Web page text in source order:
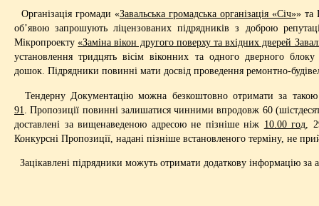
Організація громади «Завальська громадська організація «Січ»» та
об’явою запрошують ліцензованих підрядників з доброю
Мікропроекту«Заміна вікон другого поверху та вхідних дверей
установлення тридцять вісім віконних та одного дверного
дошок. Підрядники повинні мати досвід проведення ремонтно-
Тендерну Документацію можна безкоштовно отримати за
91
. Пропозиції повинні залишатися чинними впродовж 60
доставлені за вищенаведеною адресою не пізніше ніж 10.00 год ,
Конкурсні Пропозиції, надані пізніше встановленого терміну, не
Зацікавлені підрядники можуть отримати додаткову інформацію